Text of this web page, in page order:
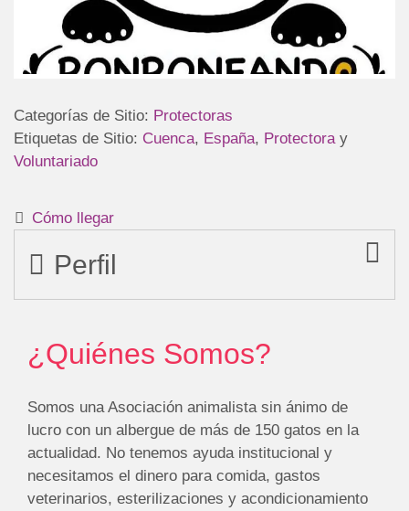
Categorías de Sitio: Protectoras
Etiquetas de Sitio: Cuenca, España, Protectora y
Voluntariado
Cómo llegar
Perfil
¿Quiénes Somos?
Somos una Asociación animalista sin ánimo de
lucro con un albergue de más de 150 gatos en la
actualidad. No tenemos ayuda institucional y
necesitamos el dinero para comida, gastos
veterinarios, esterilizaciones y acondicionamiento